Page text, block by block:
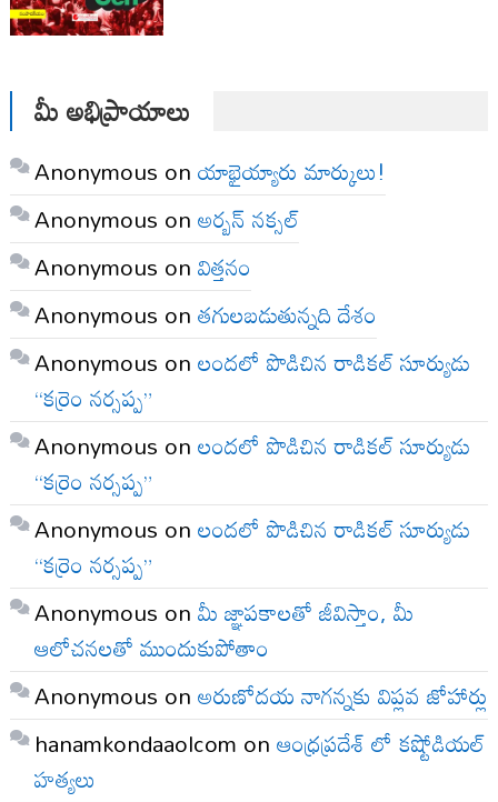
మీ అభిప్రాయాలు
Anonymous onయాభైయ్యారు మార్కులు!
Anonymous onఅర్బన్ నక్సల్
Anonymous onవిత్తనం
Anonymous onతగులబడుతున్నది దేశం
Anonymous onలందలో పొడిచిన రాడికల్ సూర్యుడు
“కర్రెం నర్సప్ప”
Anonymous onలందలో పొడిచిన రాడికల్ సూర్యుడు
“కర్రెం నర్సప్ప”
Anonymous onలందలో పొడిచిన రాడికల్ సూర్యుడు
“కర్రెం నర్సప్ప”
Anonymous onమీ జ్ఞాపకాలతో జీవిస్తాం, మీ
ఆలోచనలతో ముందుకుపోతాం
Anonymous onఅరుణోదయ నాగన్నకు విప్లవ జోహార్లు
hanamkondaaolcom onఆంధ్రప్రదేశ్ లో కష్టోడియల్
హత్యలు